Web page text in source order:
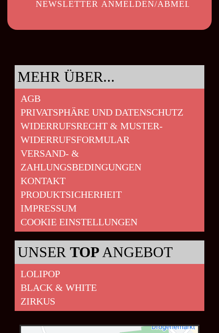
MEHR ÜBER...
AGB
PRIVATSPHÄRE UND DATENSCHUTZ
WIDERRUFSRECHT & MUSTER-
WIDERRUFSFORMULAR
VERSAND- &
ZAHLUNGSBEDINGUNGEN
KONTAKT
PRODUKTSICHERHEIT
IMPRESSUM
COOKIE EINSTELLUNGEN
UNSER TOP ANGEBOT
LOLIPOP
BLACK & WHITE
ZIRKUS